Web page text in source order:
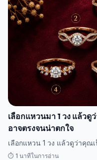
เลือกแหวนมา 1 วง แล้ว
อาจตรงจนน่าตกใจ
เลือกแหวน 1 วง แล้วดูว่าคุณ
⏱️ 1 นาทีในการอ่าน